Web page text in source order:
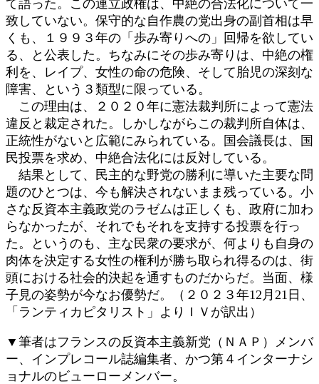
て語った。この連立政権は、中絶の合法化について一
致していない。保守的な自作農の党出身の副首相は早
くも、１９９３年の「歩み寄りへの」回帰を欲してい
る、と公表した。ちなみにその歩み寄りは、中絶の権
利を、レイプ、女性の命の危険、そして胎児の深刻な
障害、という３類型に限っている。
この理由は、２０２０年に憲法裁判所によって憲法
違反と裁定された。しかしながらこの裁判所自体は、
正統性がないと広範にみられている。国会議長は、国
民投票を求め、中絶合法化には反対している。
結果として、民主的な野党の勝利に導いた主要な問
題のひとつは、今も解決されないまま残っている。小
さな反資本主義政党のラゼムは正しくも、政府に加わ
らなかったが、それでもそれを支持する投票を行っ
た。というのも、主な民衆の要求が、何よりも自身の
肉体を決定する女性の権利が勝ち取られ得るのは、街
頭における社会的決起を通すものだからだ。当面、様
子見の姿勢が今なお優勢だ。（２０２３年12月21日、
「ランティカピタリスト」よりＩＶが訳出）
▼筆者はフランスの反資本主義新党（ＮＡＰ）メンバ
ー、インプレコール誌編集者、かつ第４インターナシ
ョナルのビューローメンバー。